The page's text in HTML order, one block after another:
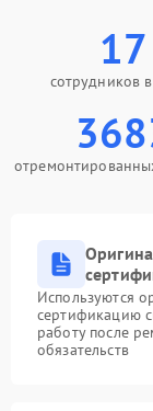
17
сотрудников
Используются
сертификацию
работу после
обязательств